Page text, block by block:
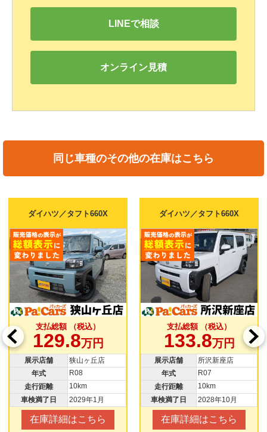
LINEで相談
オンライン見積
同じ車種のその他の在庫はこちら
ダイハツ／タフト660X
支払総額 （税込）
129.8万円
展示店舗
狭山ヶ丘店
年式
R08
走行距離
10km
車検満了日
2029年1月
在庫詳細はこちら
ダイハツ／タフト660X
支払総額 （税込）
133.8万円
展示店舗
所沢新座店
年式
R07
走行距離
10km
車検満了日
2028年10月
在庫詳細はこちら